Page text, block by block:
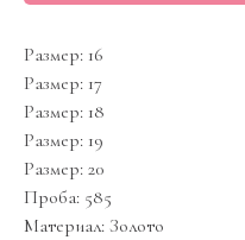
Размер: 16
Размер: 17
Размер: 18
Размер: 19
Размер: 20
Проба: 585
Материал: Золото